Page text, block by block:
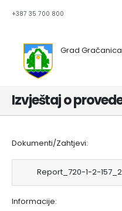
+387 35 700 800
Grad Gračanica
Izvještaj o
Dokumenti/Zahtjevi:
Report_720-1-2-
Informacije: